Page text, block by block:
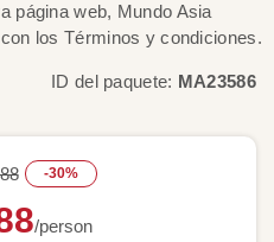
página web, Mundo Asia
los Términos y condiciones.
ID del paquete: MA23586
-30%
/person